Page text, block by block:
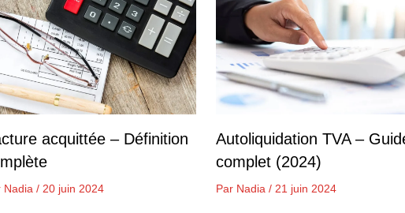
acquittée – Définition
Nadia / 20 juin 2024
Autoliquidation TVA –
complet (2024)
Par Nadia/ 21 juin 2024